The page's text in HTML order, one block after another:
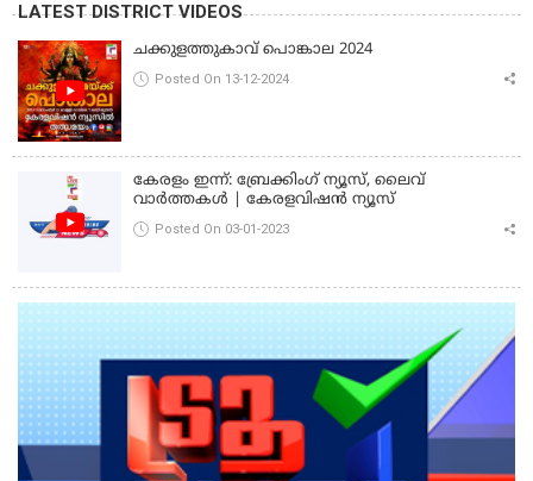
LATEST DISTRICT VIDEOS
ചക്കുളത്തുകാവ് പൊങ്കാല 2024
Posted On 13-12-2024
കേരളം ഇന്ന്: ബ്രേക്കിംഗ് ന്യൂസ്, ലൈവ്
വാർത്തകൾ | കേരളവിഷൻ ന്യൂസ്
Posted On 03-01-2023